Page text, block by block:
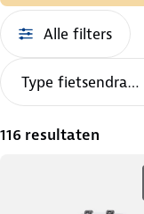
Alle filters
Type fietsendrager
116 resultaten